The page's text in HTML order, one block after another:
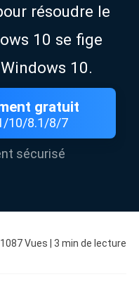
résoudre le
10 se fige
10.
gratuit
10/8.1/8/7
sécurisé
1087Vues 3 min de lecture